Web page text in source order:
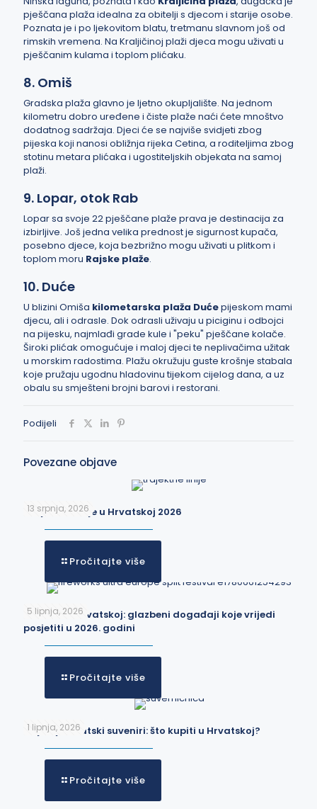
pješčana plaža idealna za obitelji s djecom i starije osobe.
Poznata je i po ljekovitom blatu, tretmanu slavnom još od
rimskih vremena. Na Kraljičinoj plaži djeca mogu uživati u
pješčanim kulama i toplom plićaku.
8. Omiš
Gradska plaža glavno je ljetno okupljalište. Na jednom
kilometru dobro uređene i čiste plaže naći ćete mnoštvo
dodatnog sadržaja. Djeci će se najviše svidjeti zbog
pijeska koji nanosi obližnja rijeka Cetina, a roditeljima zbog
stotinu metara plićaka i ugostiteljskih objekata na samoj
plaži.
9. Lopar, otok Rab
Lopar sa svoje 22 pješčane plaže prava je destinacija za
izbirljive. Još jedna velika prednost je sigurnost kupača,
posebno djece, koja bezbrižno mogu uživati u plitkom i
toplom moru Rajske plaže.
10. Duće
U blizini Omiša kilometarska plaža Dućepijeskom mami
djecu, ali i odrasle. Dok odrasli uživaju u piciginu i odbojci
na pijesku, najmlađi grade kule i "peku" pješčane kolače.
Široki plićak omogućuje i maloj djeci te neplivačima užitak
u morskim radostima. Plažu okružuju guste krošnje stabala
koje pružaju ugodnu hladovinu tijekom cijelog dana, a uz
obalu su smješteni brojni barovi i restorani.
Podijeli
Povezane objave
13 srpnja, 2026
Trajektne linije u Hrvatskoj 2026
Pročitajte više
5 lipnja, 2026
Festivali u Hrvatskoj: glazbeni događaji koje vrijedi
posjetiti u 2026. godini
Pročitajte više
1 lipnja, 2026
Najbolji hrvatski suveniri: što kupiti u Hrvatskoj?
Pročitajte više